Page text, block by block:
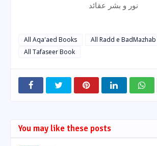
All Aqa'aed Books
All Radd e
All Tafaseer Book
You may like these posts